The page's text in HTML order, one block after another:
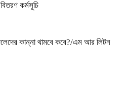
কর্মসূচি
কান্না থামবে কবে?/এম আর লিটন